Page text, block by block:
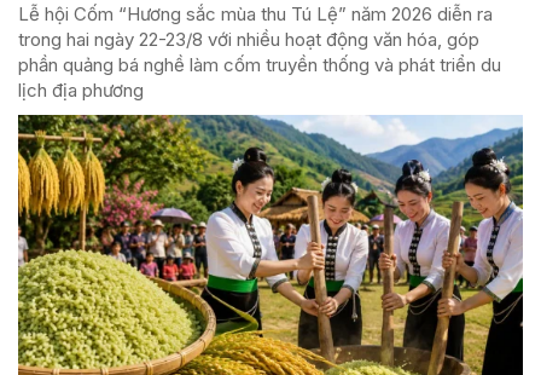
Lễ hội Cốm “Hương sắc mùa thu Tú Lệ” năm 2026 diễn ra
trong hai ngày 22-23/8 với nhiều hoạt động văn hóa, góp
phần quảng bá nghề làm cốm truyền thống và phát triển du
lịch địa phương